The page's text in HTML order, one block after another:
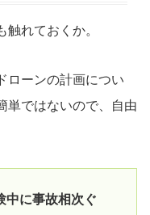
れておくか。
ローンの計画につい
単ではないので、自由
中に事故相次ぐ